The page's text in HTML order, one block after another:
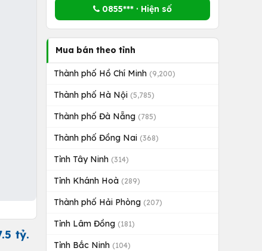
tỷ.
0855*** · Hiện số
Mua bán theo tỉnh
Thành phố Hồ Chí Minh (9,200)
Thành phố Hà Nội (5,785)
Thành phố Đà Nẵng (785)
Thành phố Đồng Nai (368)
Tỉnh Tây Ninh (314)
Tỉnh Khánh Hoà (289)
Thành phố Hải Phòng (207)
Tỉnh Lâm Đồng (181)
Tỉnh Bắc Ninh (104)